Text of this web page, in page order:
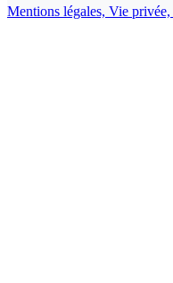
Mentions légales, Vie privée,